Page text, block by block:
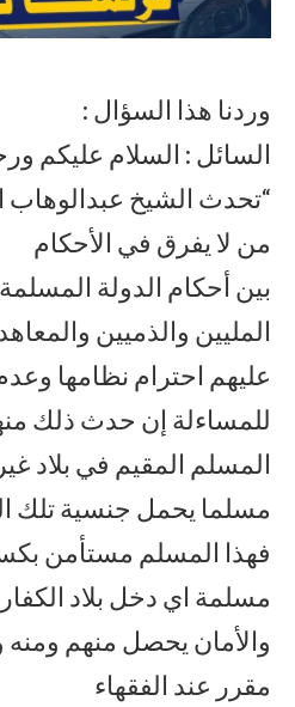
وردنا هذا السؤال :
السائل : السلام عليكم
“تحدث الشيخ عبدالوهاب
من لا يفرق في الأحكام
بين أحكام الدولة
المليين والذميين
عليهم احترام نظامها
للمساءلة إن حدث ذلك
المسلم المقيم في بلاد
مسلما يحمل جنسية تلك
فهذا المسلم مستأمن
مسلمة اي دخل بلاد
والأمان يحصل منهم ومنه
مقرر عند الفقهاء